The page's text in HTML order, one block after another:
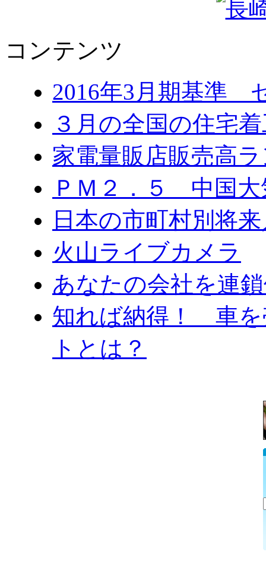
コンテンツ
2016年3月期基準
３月の全国の住宅
家電量販店販売高
ＰＭ２．５ 中国大
日本の市町村別将
火山ライブカメラ
あなたの会社を連
知れば納得！ 車を
トとは？